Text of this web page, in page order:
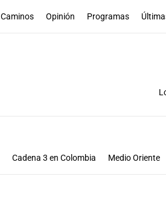
Caminos Opinión Programas
Cadena 3 en Colombia Medio Oriente